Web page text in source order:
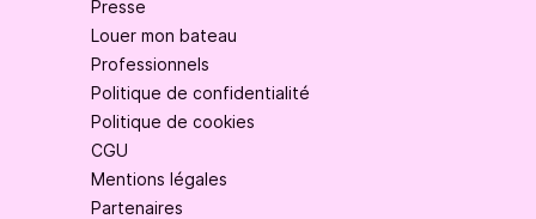
Presse
Louer mon bateau
Professionnels
Politique de confidentialité
Politique de cookies
CGU
Mentions légales
Partenaires